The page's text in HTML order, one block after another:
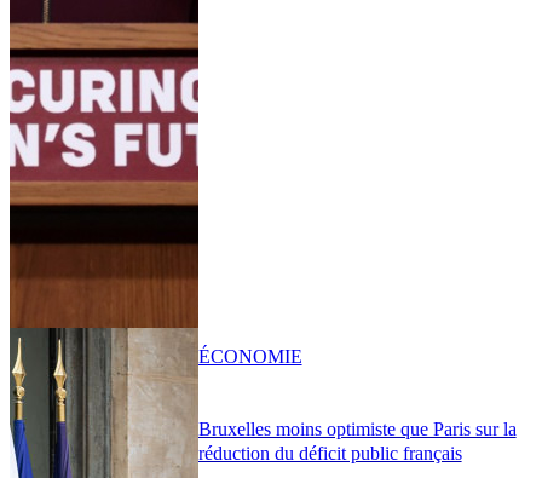
Bruxelles moins optimiste que Paris sur la
réduction du déficit public français
ÉCONOMIE